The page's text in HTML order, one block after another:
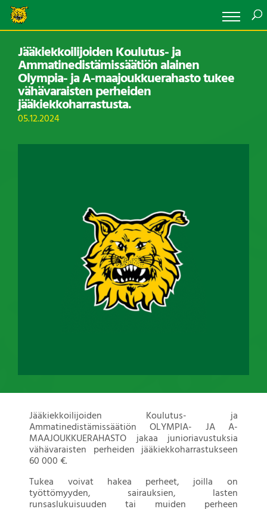
Jääkiekkoilijoiden Koulutus- ja
Ammatinedistämissäätiön alainen
Olympia- ja A-maajoukkuerahasto tukee
vähävaraisten perheiden
jääkiekkoharrastusta.
05.12.2024
Jääkiekkoilijoiden Koulutus- ja
Ammatinedistämissäätiön OLYMPIA- JA A-
MAAJOUKKUERAHASTO jakaa junioriavustuksia
vähävaraisten perheiden jääkiekkoharrastukseen
60 000 €.
Tukea voivat hakea perheet, joilla on
työttömyyden, sairauksien, lasten
runsaslukuisuuden tai muiden perheen